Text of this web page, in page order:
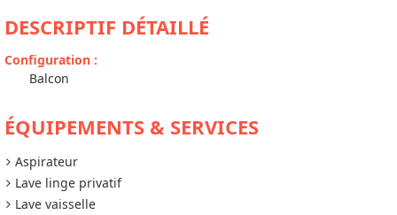
DESCRIPTIF DÉTAILLÉ
Configuration :
Balcon
ÉQUIPEMENTS & SERVICES
Aspirateur
Lave linge privatif
Lave vaisselle